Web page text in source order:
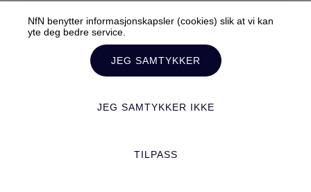
Norges Bank er sentralbanken i Norge og
skal sikre prisstabilitet og finansiell
stabilitet. Banken forvalter også Statens
valutareserver.
NfN benytter informasjonskapsler (cookies) slik at vi kan
yte deg bedre service.
JEG SAMTYKKER
JEG SAMTYKKER IKKE
TILPASS